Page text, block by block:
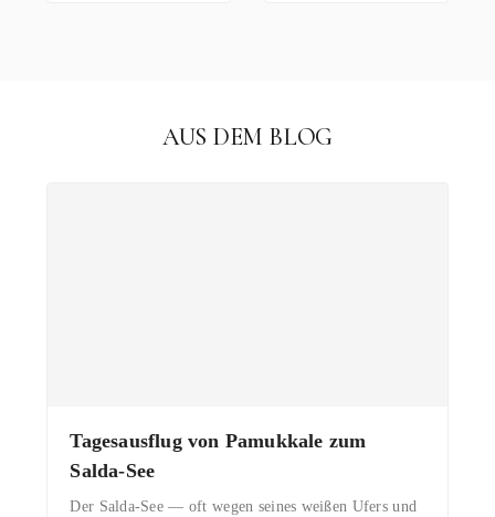
AUS DEM BLOG
Tagesausflug von Pamukkale zum
Salda-See
Der Salda-See — oft wegen seines weißen Ufers und